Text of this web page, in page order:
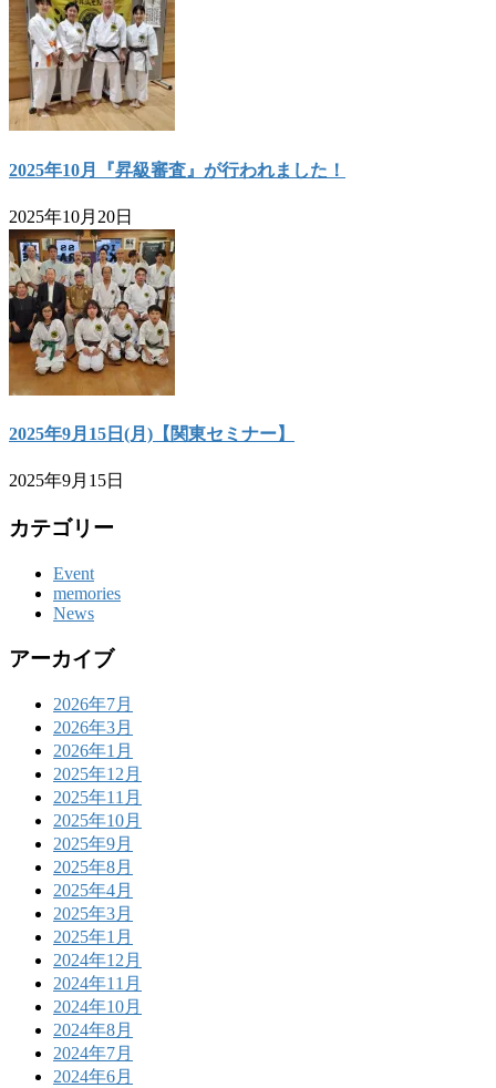
2025年10月『昇級審査』が行われました！
2025年10月20日
2025年9月15日(月)【関東セミナー】
2025年9月15日
カテゴリー
Event
memories
News
アーカイブ
2026年7月
2026年3月
2026年1月
2025年12月
2025年11月
2025年10月
2025年9月
2025年8月
2025年4月
2025年3月
2025年1月
2024年12月
2024年11月
2024年10月
2024年8月
2024年7月
2024年6月